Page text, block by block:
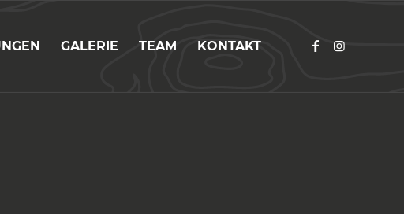
GALERIE TEAM KONTAKT